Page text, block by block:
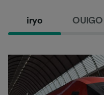
iryo OUIGO